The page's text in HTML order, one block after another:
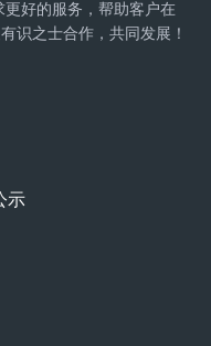
好的服务，帮助客户在
识之士合作，共同发展！
示